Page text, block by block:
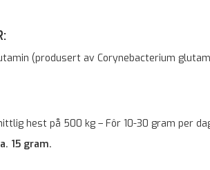
(produsert av Corynebacterium
hest på 500 kg – Fôr 10-30 gram per
15 gram.